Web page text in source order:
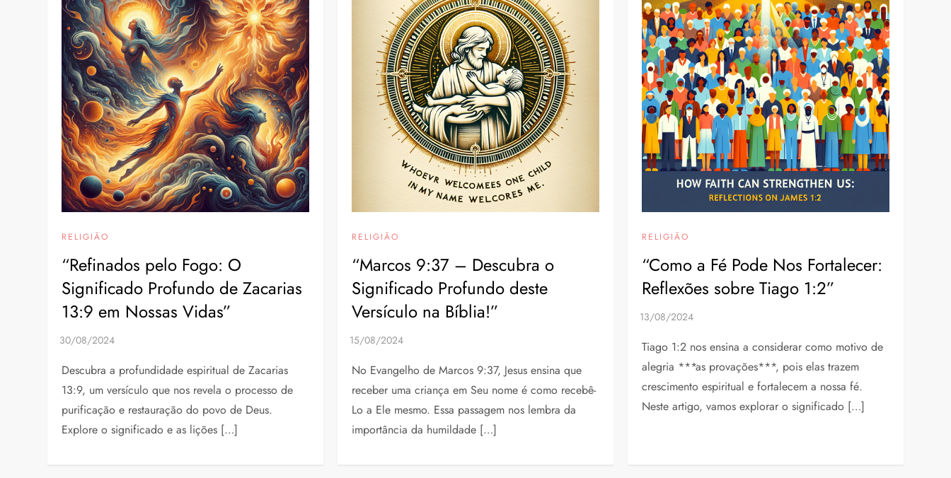
RELIGIÃO
“Refinados pelo Fogo: O
Significado Profundo de Zacarias
13:9 em Nossas Vidas”
Descubra a profundidade espiritual de Zacarias
13:9, um versículo que nos revela o processo de
purificação e restauração do povo de Deus.
Explore o significado e as lições […]
RELIGIÃO
“Marcos 9:37 – Descubra o
Significado Profundo deste
Versículo na Bíblia!”
No Evangelho de Marcos 9:37, Jesus ensina que
receber uma criança em Seu nome é como recebê-
Lo a Ele mesmo. Essa passagem nos lembra da
importância da humildade […]
RELIGIÃO
“Como a Fé Pode Nos Fortalecer:
Reflexões sobre Tiago 1:2”
Tiago 1:2 nos ensina a considerar como motivo de
alegria ***as provações***, pois elas trazem
crescimento espiritual e fortalecem a nossa fé.
Neste artigo, vamos explorar o significado […]